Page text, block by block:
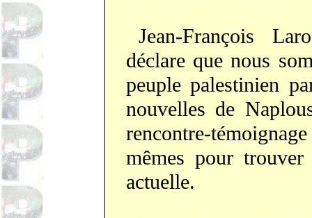
Jean-François
déclare que nous
peuple palestinien
nouvelles de
rencontre-
mêmes pour
actuelle.